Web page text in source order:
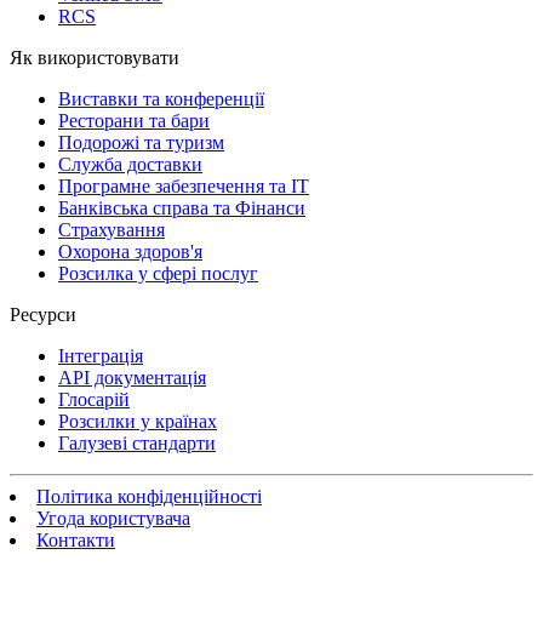
RCS
Як використовувати
Виставки та конференції
Ресторани та бари
Подорожі та туризм
Служба доставки
Програмне забезпечення та IT
Банківська справа та Фінанси
Страхування
Охорона здоров'я
Розсилка у сфері послуг
Ресурси
Інтеграція
API документація
Глосарій
Розсилки у країнах
Галузеві стандарти
Політика конфіденційності
Угода користувача
Контакти